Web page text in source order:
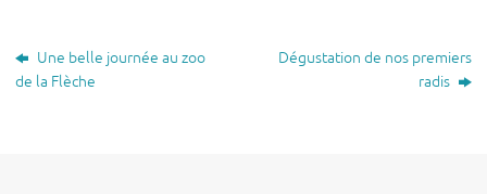
Une belle journée au zoo
de la Flèche
Dégustation de nos premiers
radis